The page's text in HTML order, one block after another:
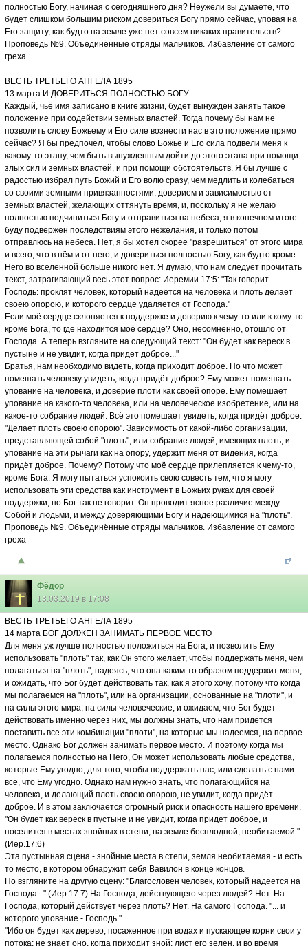
полностью Богу, начиная с сегодняшнего дня? Неужели вы думаете, что
будет слишком большим риском довериться Богу прямо сейчас, уповая на
Его защиту, как будто на земле уже нет совсем никаких правительств?
Проповедь №9. Объединённые отряды мальчиков. Избавление от самого
греха
ВЕСТЬ ТРЕТЬЕГО АНГЕЛА 1895
13 марта И ДОВЕРИТЬСЯ ПОЛНОСТЬЮ БОГУ
Каждый, чьё имя записано в книге жизни, будет вынужден занять такое
положение при содействии земных властей. Тогда почему бы нам не
позволить слову Божьему и Его силе вознести нас в это положение прямо
сейчас? Я бы предпочёл, чтобы слово Божье и Его сила подвели меня к
какому-то этапу, чем быть вынужденным дойти до этого этапа при помощи
злых сил и земных властей, и при помощи обстоятельств. Я бы лучше с
радостью избрал путь Божий и Его волю сразу, чем медлить и колебаться
со своими земными привязанностями, доверием и зависимостью от
земных властей, желающих оттянуть время, и, поскольку я не желаю
полностью подчиниться Богу и отправиться на небеса, я в конечном итоге
буду подвержен последствиям этого нежелания, и только потом
отправлюсь на небеса. Нет, я бы хотел скорее "разрешиться" от этого мира
и всего, что в нём и от него, и довериться полностью Богу, как будто кроме
Него во вселенной больше никого нет. Я думаю, что нам следует прочитать
текст, затрагивающий весь этот вопрос: Иеремии 17:5: "Так говорит
Господь: проклят человек, который надеется на человека и плоть делает
своею опорою, и которого сердце удаляется от Господа."
Если моё сердце склоняется к поддержке и доверию к чему-то или к кому-то
кроме Бога, то где находится моё сердце? Оно, несомненно, отошло от
Господа. А теперь взгляните на следующий текст: "Он будет как вереск в
пустыне и не увидит, когда придет доброе..."
Братья, нам необходимо видеть, когда приходит доброе. Но что может
помешать человеку увидеть, когда придёт доброе? Ему может помешать
упование на человека, и доверие плоти как своей опоре. Ему помешает
упование на какого-то человека, или на человеческое изобретение, или на
какое-то собрание людей. Всё это помешает увидеть, когда придёт доброе.
"Делает плоть своею опорою". Зависимость от какой-либо организации,
представляющей собой "плоть", или собрание людей, имеющих плоть, и
упование на эти рычаги как на опору, удержит меня от видения, когда
придёт доброе. Почему? Потому что моё сердце прилепляется к чему-то,
кроме Бога. Я могу пытаться успокоить свою совесть тем, что я могу
использовать эти средства как инструмент в Божьих руках для своей
поддержки, но Бог так не говорит. Он проводит ясное различие между
Собой и людьми, и между доверяющими Богу и надеющимися на "плоть".
Проповедь №9. Объединённые отряды мальчиков. Избавление от самого
греха
Фёдор
13.03.2019 в 17:08
ВЕСТЬ ТРЕТЬЕГО АНГЕЛА 1895
14 марта БОГ ДОЛЖЕН ЗАНИМАТЬ ПЕРВОЕ МЕСТО
Для меня уж лучше полностью положиться на Бога, и позволить Ему
использовать "плоть" так, как Он этого желает, чтобы поддержать меня, чем
полагаться на "плоть", надеясь, что она каким-то образом поддержит меня,
и ожидать, что Бог будет действовать так, как я этого хочу, потому что когда
мы полагаемся на "плоть", или на организации, основанные на "плоти", и
на силы этого мира, на силы человеческие, и ожидаем, что Бог будет
действовать именно через них, мы должны знать, что нам придётся
поставить все эти комбинации "плоти", на которые мы надеемся, на первое
место. Однако Бог должен занимать первое место. И поэтому когда мы
полагаемся полностью на Него, Он может использовать любые средства,
которые Ему угодно, для того, чтобы поддержать нас, или сделать с нами
всё, что Ему угодно. Однако нам нужно знать, что полагающийся на
человека, и делающий плоть своею опорою, не увидит, когда придёт
доброе. И в этом заключается огромный риск и опасность нашего времени.
"Он будет как вереск в пустыне и не увидит, когда придет доброе, и
поселится в местах знойных в степи, на земле бесплодной, необитаемой."
(Иер.17:6)
Эта пустынная сцена - знойные места в степи, земля необитаемая - и есть
то место, в котором обнаружит себя Вавилон в конце концов.
Но взгляните на другую сцену: "Благословен человек, который надеется на
Господа..." (Иер.17:7) На Господа, действующего через людей? Нет. На
Господа, который действует через плоть? Нет. На самого Господа. "... и
которого упование - Господь."
"Ибо он будет как дерево, посаженное при водах и пускающее корни свои у
потока; не знает оно, когда приходит зной; лист его зелен, и во время